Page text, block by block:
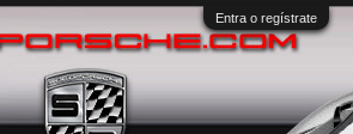
Entra o regístrate